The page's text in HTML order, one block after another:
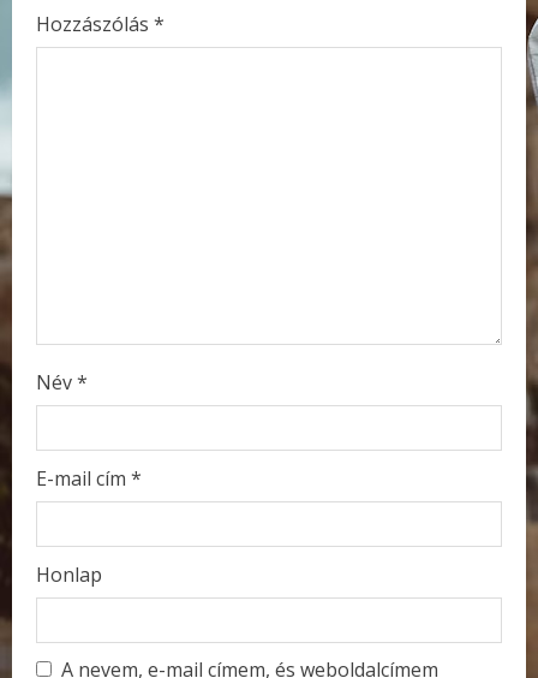
e
g
Hozzászólás *
Név*
E-mail cím *
Honlap
A nevem, e-mail címem, és weboldalcímem